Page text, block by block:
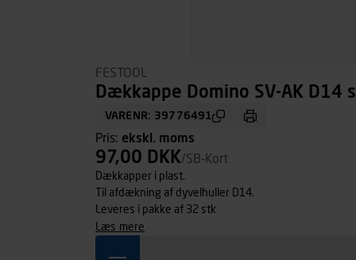
FESTOOL
Dækkappe Domino SV-AK D14
VARENR: 39776491
Pris: ekskl. moms
97,00 DKK/SB-Kort
Dækkapper i plast.
Til afdækning af dyvelhuller D14.
Leveres i pakke af 32 stk
læs mere